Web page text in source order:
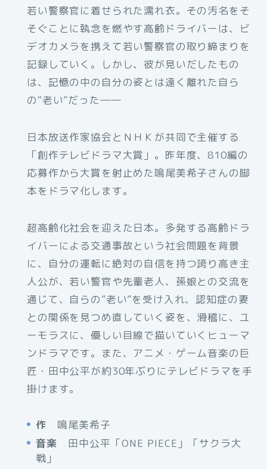
若い警察官に着せられた濡れ衣。その汚名をそ
そぐことに執念を燃やす高齢ドライバーは、ビ
デオカメラを携えて若い警察官の取り締まりを
記録していく。しかし、彼が見いだしたもの
は、記憶の中の自分の姿とは遠く離れた自ら
の“老い”だった――
日本放送作家協会とＮＨＫが共同で主催する
「創作テレビドラマ大賞」。昨年度、810編の
応募作から大賞を射止めた鳴尾美希子さんの脚
本をドラマ化します。
超高齢化社会を迎えた日本。多発する高齢ドラ
イバーによる交通事故という社会問題を背景
に、自分の運転に絶対の自信を持つ誇り高き主
人公が、若い警官や先輩老人、孫娘との交流を
通じて、自らの“老い”を受け入れ、認知症の妻
との関係を見つめ直していく姿を、滑稽に、ユ
ーモラスに、優しい目線で描いていくヒューマ
ンドラマです。また、アニメ・ゲーム音楽の巨
匠・田中公平が約30年ぶりにテレビドラマを手
掛けます。
作 鳴尾美希子
音楽 田中公平「ONE PIECE」「サクラ大
戦」